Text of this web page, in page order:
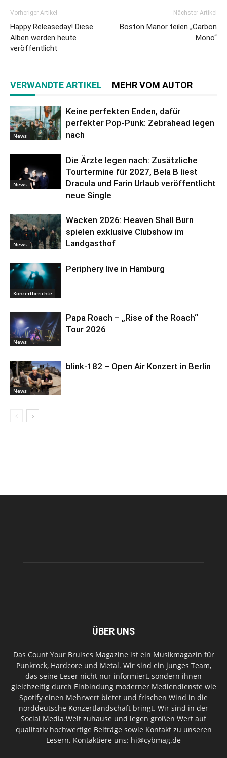
Vorheriger Artikel
Happy Releaseday! Diese
Alben werden heute
veröffentlicht
Nächster Artikel
Boston Manor teilen „Carbon
Mono“
VERWANDTE ARTIKEL MEHR VOM AUTOR
News
Keine perfekten Enden, dafür
perfekter Pop-Punk: Zebrahead legen
nach
News
Die Ärzte legen nach: Zusätzliche
Tourtermine für 2027, Bela B liest
Dracula und Farin Urlaub veröffentlicht
neue Single
News
Wacken 2026: Heaven Shall Burn
spielen exklusive Clubshow im
Landgasthof
Konzertberichte
Periphery live in Hamburg
News
Papa Roach – „Rise of the Roach“
Tour 2026
News
blink-182 – Open Air Konzert in Berlin
ÜBER UNS
Das Count Your Bruises Magazine ist ein Musikmagazin für
Punkrock, Hardcore und Metal. Wir sind ein junges Team,
das seine Leser nicht nur informiert, sondern ihnen
gleichzeitig durch Einbindung moderner Mediendienste wie
Spotify einen Mehrwert bietet und frischen Wind in die
norddeutsche Konzertlandschaft bringt. Wir sind in der
Social Media Welt zuhause und legen großen Wert auf
qualitativ hochwertige Beiträge sowie Kontakt zu unseren
Lesern. Kontaktiere uns: hi@cybmag.de